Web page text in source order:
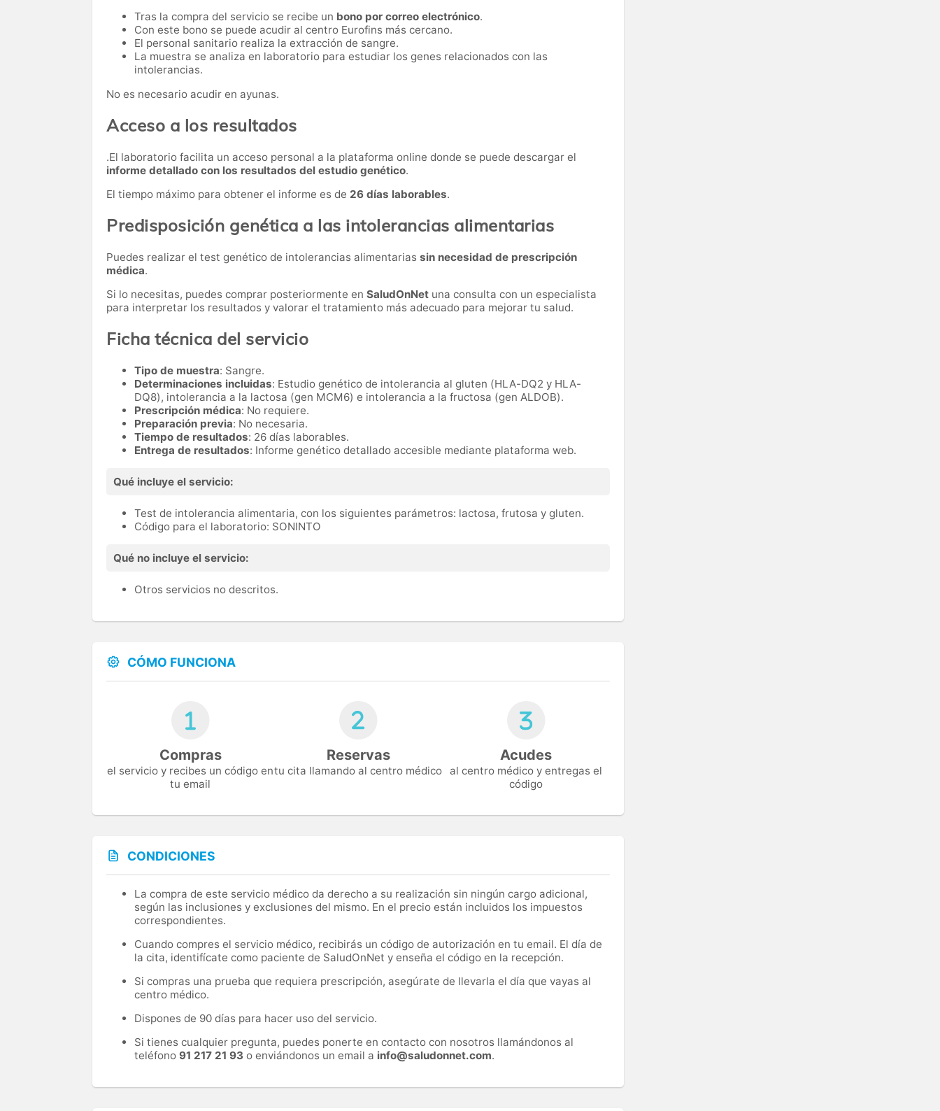
Tras la compra del servicio se recibe un bono por correo electrónico.
Con este bono se puede acudir al centro Eurofins más cercano.
El personal sanitario realiza la extracción de sangre.
La muestra se analiza en laboratorio para estudiar los genes relacionados con las
intolerancias.
No es necesario acudir en ayunas.
Acceso a los resultados
.El laboratorio facilita un acceso personal a la plataforma online donde se puede descargar el
informe detallado con los resultados del estudio genético.
El tiempo máximo para obtener el informe es de 26 días laborables.
Predisposición genética a las intolerancias alimentarias
Puedes realizar el test genético de intolerancias alimentarias sin necesidad de prescripción
médica.
Si lo necesitas, puedes comprar posteriormente en SaludOnNet una consulta con un especialista
para interpretar los resultados y valorar el tratamiento más adecuado para mejorar tu salud.
Ficha técnica del servicio
Tipo de muestra: Sangre.
Determinaciones incluidas: Estudio genético de intolerancia al gluten (HLA-DQ2 y HLA-
DQ8), intolerancia a la lactosa (gen MCM6) e intolerancia a la fructosa (gen ALDOB).
Prescripción médica: No requiere.
Preparación previa: No necesaria.
Tiempo de resultados: 26 días laborables.
Entrega de resultados: Informe genético detallado accesible mediante plataforma web.
Qué incluye el servicio:
Test de intolerancia alimentaria, con los siguientes parámetros: lactosa, frutosa y gluten.
Código para el laboratorio: SONINTO
Qué no incluye el servicio:
Otros servicios no descritos.
CÓMO FUNCIONA
Compras
el servicio y recibes un código en
tu email
Reservas
tu cita llamando al centro médico
Acudes
al centro médico y entregas el
código
CONDICIONES
La compra de este servicio médico da derecho a su realización sin ningún cargo adicional,
según las inclusiones y exclusiones del mismo. En el precio están incluidos los impuestos
correspondientes.
Cuando compres el servicio médico, recibirás un código de autorización en tu email. El día de
la cita, identifícate como paciente de SaludOnNet y enseña el código en la recepción.
Si compras una prueba que requiera prescripción, asegúrate de llevarla el día que vayas al
centro médico.
Dispones de 90 días para hacer uso del servicio.
Si tienes cualquier pregunta, puedes ponerte en contacto con nosotros llamándonos al
teléfono 91 217 21 93 o enviándonos un email a info@saludonnet.com.